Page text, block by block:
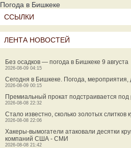
Погода в Бишкеке
ССЫЛКИ
ЛЕНТА НОВОСТЕЙ
Без осадков — погода в Бишкеке 9 августа
2026-08-09 04:15
Сегодня в Бишкеке. Погода, мероприятия,
2026-08-09 00:15
Премиальный прокат подстраивается под
2026-08-08 22:32
Стало известно, сколько золотых слитков
2026-08-08 22:06
Хакеры-вымогатели атаковали десятки
компаний США - СМИ
2026-08-08 21:42